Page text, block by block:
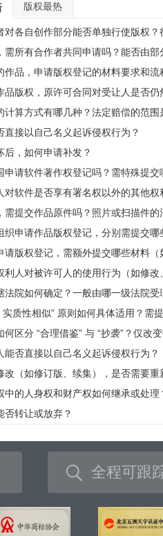
版权最热
对各自创作部分能否单独行使版权？
需所有合作者共同申请吗？能否由部
作品，申请版权登记的材料要求和流
品版权，原许可合同对受让人是否仍
算方式有哪几种？法定赔偿的范围
接以自己名义起诉侵权行为？
后，如何申请补发？
请软件著作权登记吗？需特殊提交
软件是否享有署名权以外的其他权
需提交作品原件吗？照片或扫描件的
织申请作品版权登记，分别需提交哪
请版权登记，需额外提交哪些材料（
利人对被许可人的使用行为（如修改
院如何确定？一般由哪一级法院受
质性相似” 原则如何具体适用？需
区分 “合理借鉴” 与 “抄袭”？仅改
能否直接以自己名义起诉侵权行为？
改（如修订版、续集），是否需要重
的人身权和财产权如何继承或处理
否转让或放弃？
全程可跟